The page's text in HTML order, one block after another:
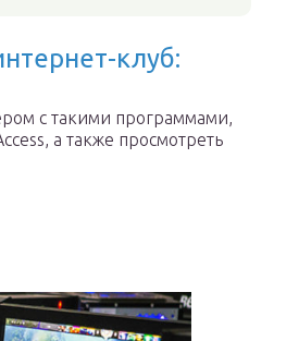
клуб:
с такими программами,
а также просмотреть